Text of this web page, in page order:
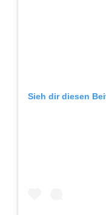
Sieh dir diesen